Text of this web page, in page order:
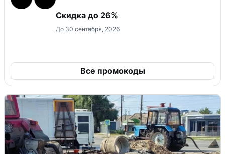
Скидка до 26%
До 30 сентября, 2026
Все промокоды